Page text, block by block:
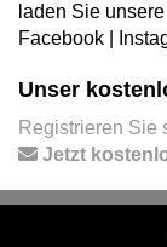
laden Sie
Facebook
Unser
Registrieren Sie
Jetzt